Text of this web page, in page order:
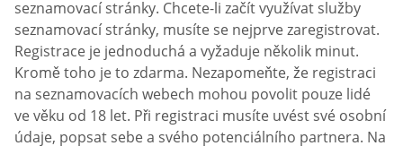
seznamovací stránky. Chcete-li začít využívat služby
seznamovací stránky, musíte se nejprve zaregistrovat.
Registrace je jednoduchá a vyžaduje několik minut.
Kromě toho je to zdarma. Nezapomeňte, že registraci
na seznamovacích webech mohou povolit pouze lidé
ve věku od 18 let. Při registraci musíte uvést své osobní
údaje, popsat sebe a svého potenciálního partnera. Na